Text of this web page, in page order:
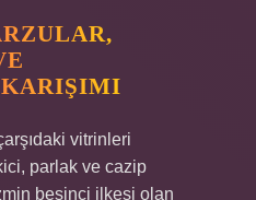
vitrinleri
parlak ve cazip
beşinci ilkesi olan